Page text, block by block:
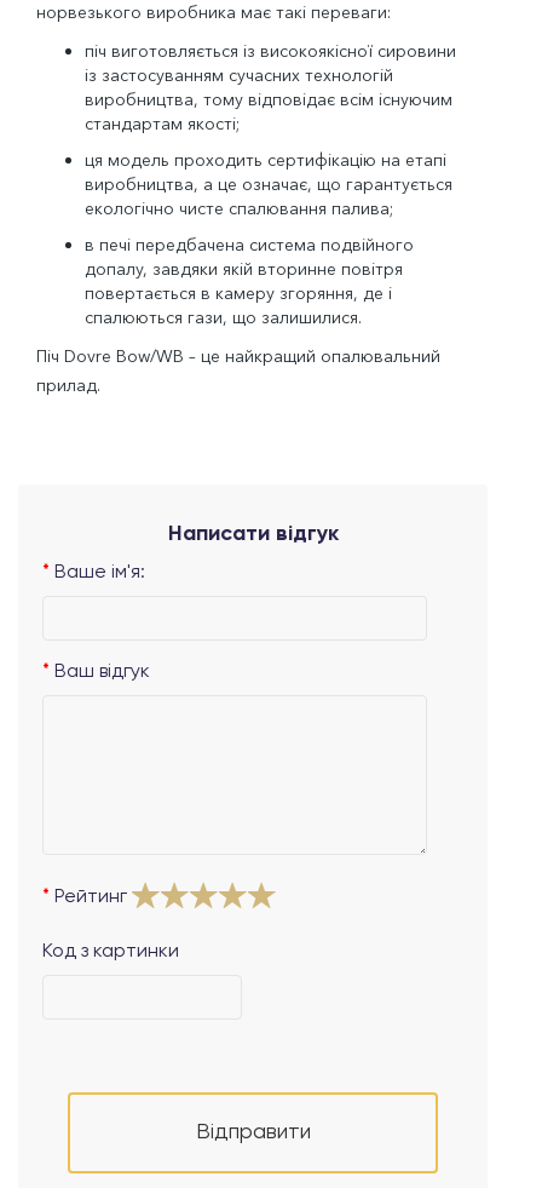
норвезького виробника має такі переваги:
піч виготовляється із високоякісної сировини
із застосуванням сучасних технологій
виробництва, тому відповідає всім існуючим
стандартам якості;
ця модель проходить сертифікацію на етапі
виробництва, а це означає, що гарантується
екологічно чисте спалювання палива;
в печі передбачена система подвійного
допалу, завдяки якій вторинне повітря
повертається в камеру згоряння, де і
спалюються гази, що залишилися.
Піч Dovre Bow/WB – це найкращий опалювальний
прилад.
Написати відгук
Ваше ім'я:
Ваш відгук
Рейтинг
Код з картинки
Відправити